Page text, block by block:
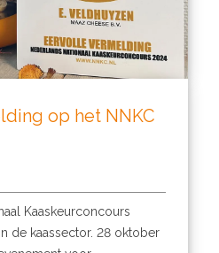
op het NNKC
Kaaskeurconcours
de kaassector. 28 oktober